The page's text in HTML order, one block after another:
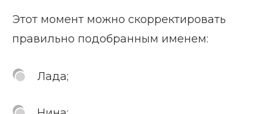
Этот момент можно скорректировать
правильно подобранным именем:
Лада;